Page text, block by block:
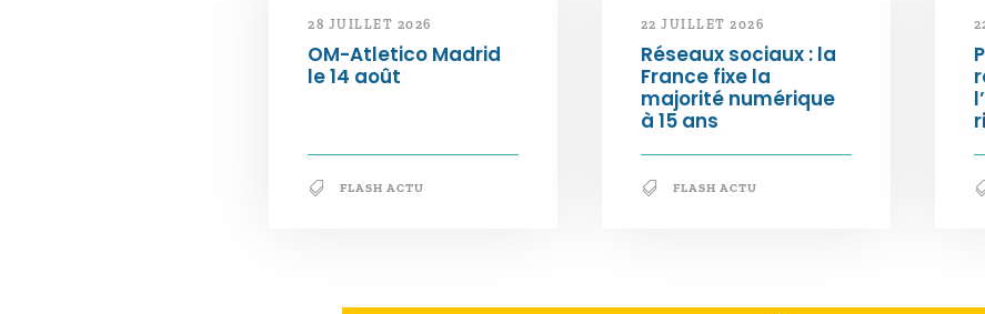
28 JUILLET 2026
OM-Atletico Madrid
le 14 août
FLASH ACTU
22 JUILLET 2026
Réseaux sociaux : la
France fixe la
majorité numérique
à 15 ans
FLASH ACTU